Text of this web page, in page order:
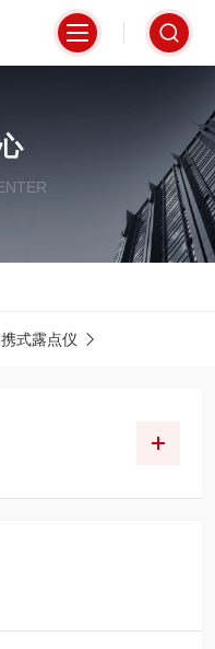
式露点仪